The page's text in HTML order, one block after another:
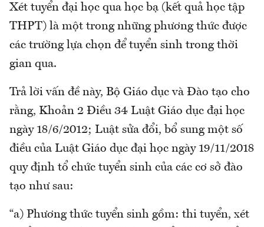
Xét tuyển đại học qua học bạ (kết quả học tập
THPT) là một trong những phương thức được
các trường lựa chọn để tuyển sinh trong thời
gian qua.
Trả lời vấn đề này, Bộ Giáo dục và Đào tạo cho
rằng, Khoản 2 Điều 34 Luật Giáo dục đại học
ngày 18/6/2012; Luật sửa đổi, bổ sung một số
điều của Luật Giáo dục đại học ngày 19/11/2018
quy định tổ chức tuyển sinh của các cơ sở đào
tạo như sau:
“a) Phương thức tuyển sinh gồm: thi tuyển, xét